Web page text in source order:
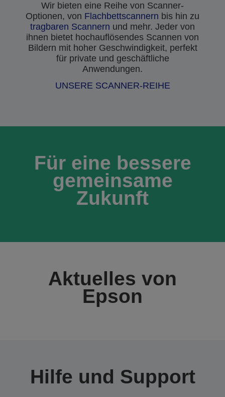
Wir bieten eine Reihe von Scanner-
Optionen, von Flachbettscannern bis hin zu
tragbaren Scannern und mehr. Jeder von
ihnen bietet hochauflösendes Scannen von
Bildern mit hoher Geschwindigkeit, perfekt
für private und geschäftliche
Anwendungen.
UNSERE SCANNER-REIHE
Für eine bessere
gemeinsame
Zukunft
Aktuelles von
Epson
Hilfe und Support